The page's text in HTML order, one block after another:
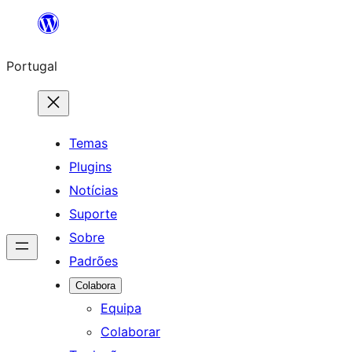
Saltar
o
conteúdo
Portugal
Temas
Plugins
Notícias
Suporte
Sobre
Padrões
Colabora
Equipa
Colaborar